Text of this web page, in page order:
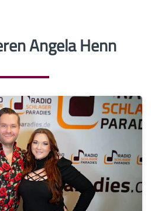
Angela Henn